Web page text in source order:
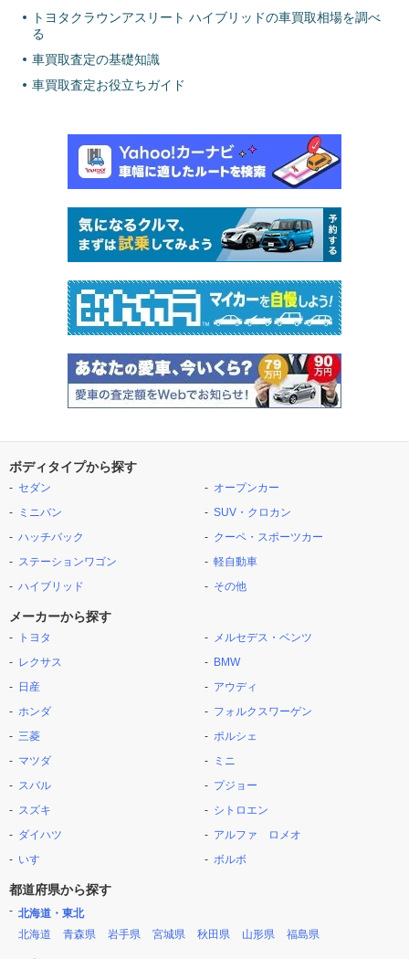
トヨタクラウンアスリート ハイブリッドの車買取相場を調べ
る
車買取査定の基礎知識
車買取査定お役立ちガイド
ボディタイプから探す
セダン
ミニバン
ハッチバック
ステーションワゴン
ハイブリッド
オープンカー
SUV・クロカン
クーペ・スポーツカー
軽自動車
その他
メーカーから探す
トヨタ
レクサス
日産
ホンダ
三菱
マツダ
スバル
スズキ
ダイハツ
いすゞ
メルセデス・ベンツ
BMW
アウディ
フォルクスワーゲン
ポルシェ
ミニ
プジョー
シトロエン
アルファ ロメオ
ボルボ
都道府県から探す
北海道・東北
北海道
青森県 岩手県 宮城県 秋田県 山形県 福島県